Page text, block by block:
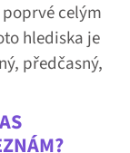
celým
hlediska je
předčasný,